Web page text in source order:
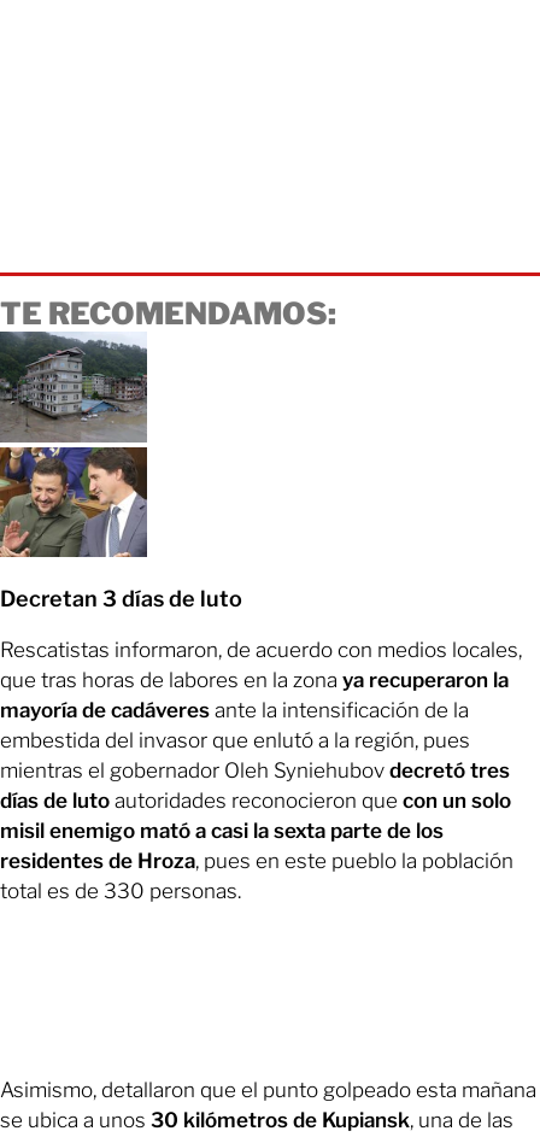
TE RECOMENDAMOS:
Decretan 3 días de luto
Rescatistas informaron, de acuerdo con medios locales,
que tras horas de labores en la zona ya recuperaron la
mayoría de cadáveres ante la intensificación de la
embestida del invasor que enlutó a la región, pues
mientras el gobernador Oleh Syniehubov decretó tres
días de luto autoridades reconocieron que con un solo
misil enemigo mató a casi la sexta parte de los
residentes de Hroza, pues en este pueblo la población
total es de 330 personas.
Asimismo, detallaron que el punto golpeado esta mañana
se ubica a unos 30 kilómetros de Kupiansk, una de las